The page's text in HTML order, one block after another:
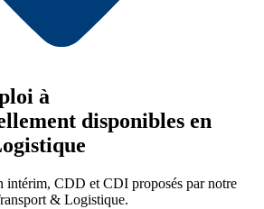
à
disponibles en
intérim, CDD et CDI proposés par notre
& Logistique.